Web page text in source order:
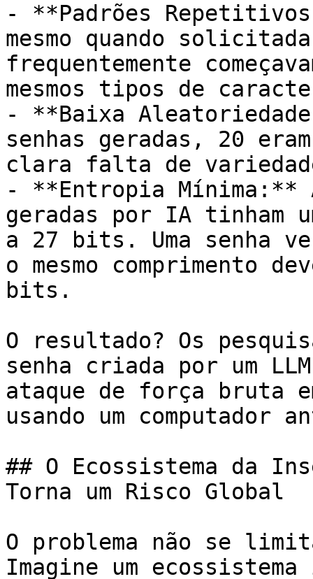
- **Padrões
mesmo quando
frequentemente
mesmos tipos de
- **Baixa
senhas geradas, 20
clara falta de
- **Entropia Mínima:**
geradas por IA tinham
a 27 bits. Uma senha
o mesmo comprimento
bits.
O resultado? Os
senha criada por um
ataque de força bruta
usando um computador
## O Ecossistema da
Torna um Risco Global
O problema não se
Imagine um